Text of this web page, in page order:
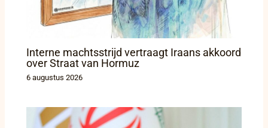
Interne machtsstrijd vertraagt Iraans akkoord
over Straat van Hormuz
6 augustus 2026